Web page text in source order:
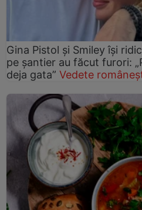
Gina Pistol și Smiley își
pe șantier au făcut furori:
deja gata” Vedete